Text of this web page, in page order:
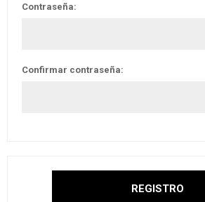
Contraseña:
Confirmar contraseña: